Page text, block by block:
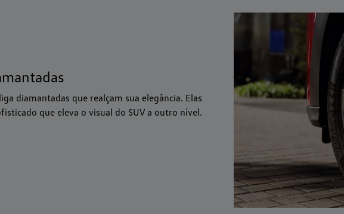
diamantadas que realçam sua elegância. Elas
que eleva o visual do SUV a outro nível.